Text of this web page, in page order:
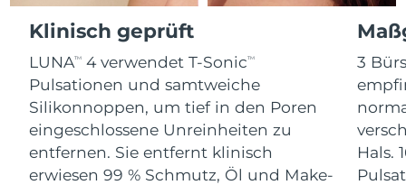
Klinisch geprüft
LUNATM 4 verwendet T-SonicTM
Pulsationen und samtweiche
Silikonnoppen, um tief in den Poren
eingeschlossene Unreinheiten zu
entfernen. Sie entfernt klinisch
erwiesen 99 % Schmutz, Öl und Make-
3
Hals.
For healthy hair
Kosmetik
Kaufe alles
Isle of Man 8/10/26
Israel Erwartete Lieferung 8/12/26
Italien Erwartete Lieferung
Japan Erwartete Lieferung